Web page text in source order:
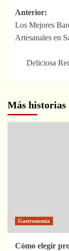
de
Anterior:
Los Mejores
Artesanales en
Deliciosa
Más historias
Gastronomía
Cómo elegir